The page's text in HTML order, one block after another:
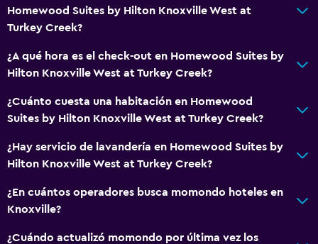
Habitaciones familiares
Teléfono
Lavandería
Lavandería
Servicios de lavandería/tintorería
Plancha y tabla de planchar
Piscina y spa
Homewood Suites by Hilton Knoxville West at
Turkey Creek?
¿A qué hora es el check-out en Homewood Suites by
Hilton Knoxville West at Turkey Creek?
¿Cuánto cuesta una habitación en Homewood
Suites by Hilton Knoxville West at Turkey Creek?
¿Hay servicio de lavandería en Homewood Suites by
Hilton Knoxville West at Turkey Creek?
¿En cuántos operadores busca momondo hoteles en
Knoxville?
¿Cuándo actualizó momondo por última vez los